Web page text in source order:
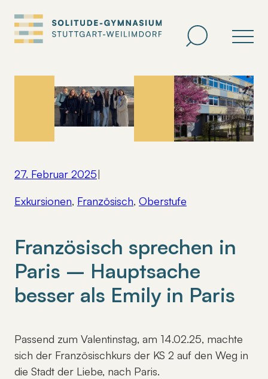
Zum
Inhalt
springen
27. Februar 2025|
Exkursionen, Französisch, Oberstufe
Französisch sprechen in
Paris – Hauptsache
besser als Emily in Paris
Passend zum Valentinstag, am 14.02.25, machte
sich der Französischkurs der KS 2 auf den Weg in
die Stadt der Liebe, nach Paris.